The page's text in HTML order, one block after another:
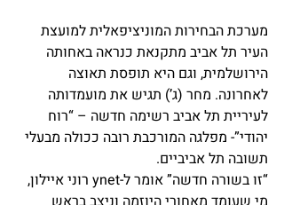
מערכת הבחירות המוניציפאלית למועצת
העיר תל אביב מתקנאת כנראה באחותה
הירושלמית, וגם היא תופסת תאוצה
לאחרונה. מחר (ג’) תגיש את מועמדותה
לעיריית תל אביב רשימה חדשה – “רוח
יהודי”- מפלגה המורכבת רובה ככולה מבעלי
תשובה תל אביביים.
“זו בשורה חדשה” אומר ל-ynet רוני איילון,